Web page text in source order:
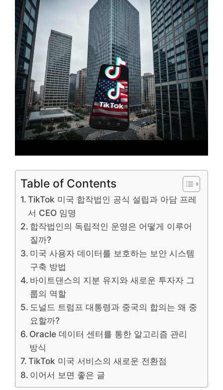
Table of Contents
TikTok 미국 합작법인 공식 설립과 아담 프레
서 CEO 임명
합작법인의 독립적인 운영은 어떻게 이루어
질까?
미국 사용자 데이터를 보호하는 보안 시스템
구축 방법
바이트댄스의 지분 유지와 새로운 투자자 그
룹의 역할
도널드 트럼프 대통령과 중국의 합의는 왜 중
요할까?
Oracle 데이터 센터를 통한 알고리즘 관리
방식
TikTok 미국 서비스의 새로운 전환점
이어서 보면 좋은 글